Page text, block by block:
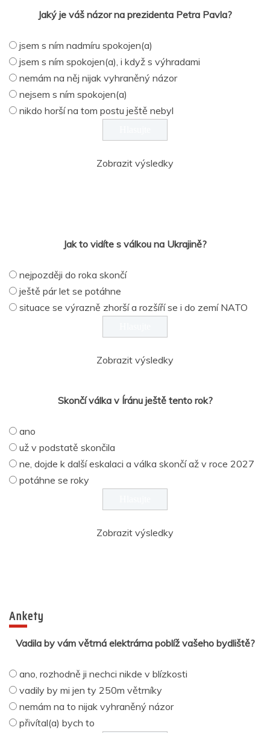
Jaký je váš názor na prezidenta Petra Pavla?
jsem s ním nadmíru spokojen(a)
jsem s ním spokojen(a), i když s výhradami
nemám na něj nijak vyhraněný názor
nejsem s ním spokojen(a)
nikdo horší na tom postu ještě nebyl
Zobrazit výsledky
Jak to vidíte s válkou na Ukrajině?
nejpozději do roka skončí
ještě pár let se potáhne
situace se výrazně zhorší a rozšíří se i do zemí NATO
Zobrazit výsledky
Skončí válka v Íránu ještě tento rok?
ano
už v podstatě skončila
ne, dojde k další eskalaci a válka skončí až v roce 2027
potáhne se roky
Zobrazit výsledky
Ankety
Vadila by vám větrná elektrárna poblíž vašeho bydliště?
ano, rozhodně ji nechci nikde v blízkosti
vadily by mi jen ty 250m větrníky
nemám na to nijak vyhraněný názor
přivítal(a) bych to